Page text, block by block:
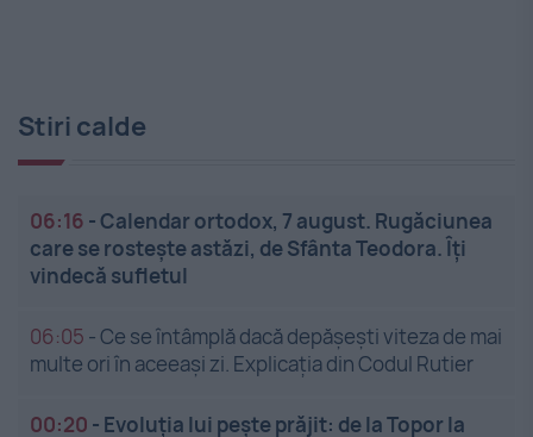
Stiri calde
06:16 -Calendar ortodox, 7 august. Rugăciunea
care se rostește astăzi, de Sfânta Teodora. Îți
vindecă sufletul
06:05 -Ce se întâmplă dacă depășești viteza de mai
multe ori în aceeași zi. Explicația din Codul Rutier
00:20 - Evoluția lui pește prăjit: de la Topor la